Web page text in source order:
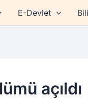
E-Devlet
açıldı